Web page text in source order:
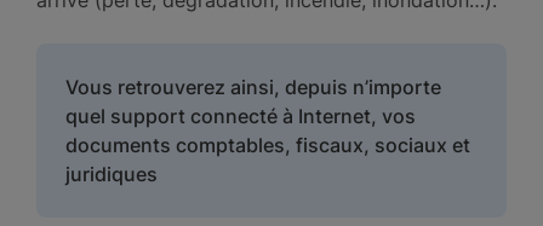
Vous retrouverez ainsi, depuis n’importe
quel support connecté à Internet, vos
documents comptables, fiscaux, sociaux et
juridiques